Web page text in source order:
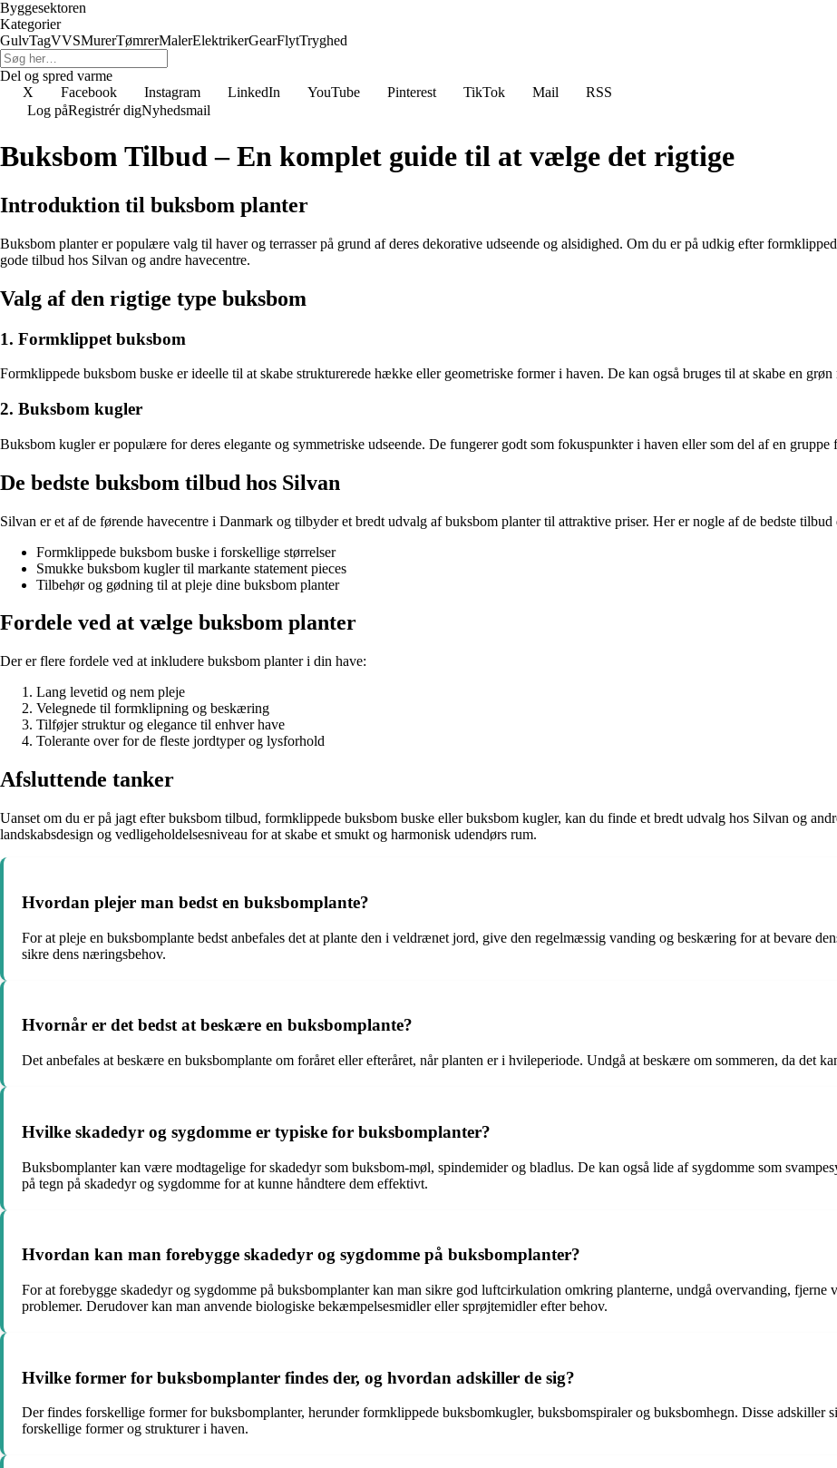
Byggesektoren
Kategorier
GulvTagVVSMurerTømrerMalerElektrikerGearFlytTryghed
Del og spred varme
X
Facebook Instagram LinkedIn YouTube Pinterest TikTok Mail
RSS
Log påRegistrér digNyhedsmail
Buksbom Tilbud – En komplet guide til at vælge det rigtige
Introduktion til buksbom planter
Buksbom planter er populære valg til haver og terrasser på grund af deres dekorative udseende og alsidighed. Om du er på udkig efter
gode tilbud hos Silvan og andre havecentre.
Valg af den rigtige type buksbom
1. Formklippet buksbom
Formklippede buksbom buske er ideelle til at skabe strukturerede hække eller geometriske former i haven. De kan også bruges til at skabe en
2. Buksbom kugler
Buksbom kugler er populære for deres elegante og symmetriske udseende. De fungerer godt som fokuspunkter i haven eller som del af en
De bedste buksbom tilbud hos Silvan
Silvan er et af de førende havecentre i Danmark og tilbyder et bredt udvalg af buksbom planter til attraktive priser. Her er nogle af de bedste
Formklippede buksbom buske i forskellige størrelser
Smukke buksbom kugler til markante statement pieces
Tilbehør og gødning til at pleje dine buksbom planter
Fordele ved at vælge buksbom planter
Der er flere fordele ved at inkludere buksbom planter i din have:
Lang levetid og nem pleje
Velegnede til formklipning og beskæring
Tilføjer struktur og elegance til enhver have
Tolerante over for de fleste jordtyper og lysforhold
Afsluttende tanker
Uanset om du er på jagt efter buksbom tilbud, formklippede buksbom buske eller buksbom kugler, kan du finde et bredt udvalg hos Silvan og
landskabsdesign og vedligeholdelsesniveau for at skabe et smukt og harmonisk udendørs rum.
Hvordan plejer man bedst en buksbomplante?
For at pleje en buksbomplante bedst anbefales det at plante den i veldrænet jord, give den regelmæssig vanding og beskæring for at bevare
sikre dens næringsbehov.
Hvornår er det bedst at beskære en buksbomplante?
Det anbefales at beskære en buksbomplante om foråret eller efteråret, når planten er i hvileperiode. Undgå at beskære om sommeren, da det
Hvilke skadedyr og sygdomme er typiske for buksbomplanter?
Buksbomplanter kan være modtagelige for skadedyr som buksbom-møl, spindemider og bladlus. De kan også lide af sygdomme som
på tegn på skadedyr og sygdomme for at kunne håndtere dem effektivt.
Hvordan kan man forebygge skadedyr og sygdomme på buksbomplanter?
For at forebygge skadedyr og sygdomme på buksbomplanter kan man sikre god luftcirkulation omkring planterne, undgå overvanding, fjerne
problemer. Derudover kan man anvende biologiske bekæmpelsesmidler eller sprøjtemidler efter behov.
Hvilke former for buksbomplanter findes der, og hvordan adskiller de sig?
Der findes forskellige former for buksbomplanter, herunder formklippede buksbomkugler, buksbomspiraler og buksbomhegn. Disse adskiller
forskellige former og strukturer i haven.